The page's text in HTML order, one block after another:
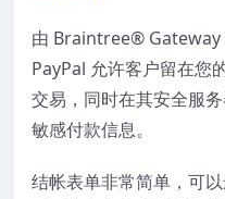
由 Braintree®
PayPal 允许客户留在您
交易，同时在其安全服
敏感付款信息。
结帐表单非常简单，可